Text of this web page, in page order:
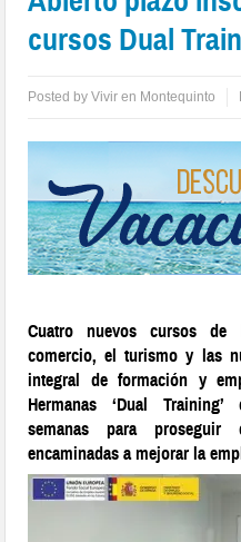
cursos Dual
Posted byVivir en Montequinto
Cuatro nuevos cursos de
comercio, el turismo y las
integral de formación y
Hermanas ‘Dual
semanas para proseguir
encaminadas a mejorar la